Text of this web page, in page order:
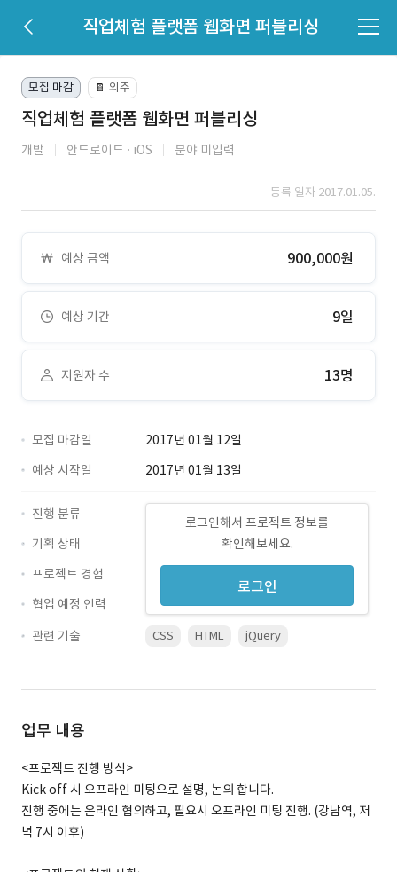
직업체험 플랫폼 웹화면 퍼블리싱
모집 마감 📔 외주
직업체험 플랫폼 웹화면 퍼블리싱
개발 안드로이드 iOS 분야 미입력
등록 일자 2017.01.05.
예상 금액 900,000원
예상 기간 9일
지원자 수 13명
모집 마감일
2017년 01월 12일
예상 시작일
2017년 01월 13일
로그인해서 프로젝트 정보를
확인해보세요.
로그인
진행 분류
기획 상태
프로젝트 경험
협업 예정 인력
관련 기술
CSS HTML jQuery
업무 내용
<프로젝트 진행 방식>
Kick off 시 오프라인 미팅으로 설명, 논의 합니다.
진행 중에는 온라인 협의하고, 필요시 오프라인 미팅 진행. (강남역, 저
녁 7시 이후)